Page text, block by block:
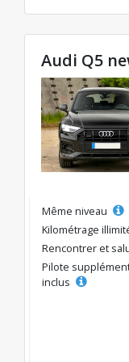
Audi Q5
Même niveau
Kilométrage
Rencontrer et
Pilote
inclus